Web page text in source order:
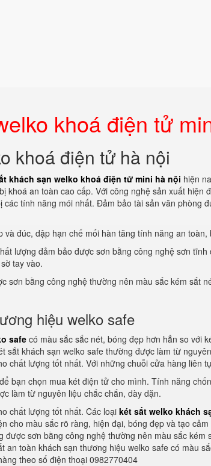
khoá điện tử
khoá điện tử hà nội
khách sạn welko khoá điện tử mini hà nội hiện
khoá an toàn cao cấp. Với công nghệ sản xuất hiện
tính năng mói nhất. Đảm bảo tài sản văn phòng
đúc, dập hạn chế mối hàn tăng tính năng an toàn,
lượng đảm bảo được sơn bằng công nghệ sơn
tay vào.
sơn bằng công nghệ thường nên màu sắc kém sắt
hiệu welko safe
safe có màu sắc sắc nét, bóng đẹp hơn hẳn so với
sắt khách sạn welko safe thường được làm từ
chất lượng tốt nhất. Với những chuỗi cửa hàng liên
bạn chọn mua két điện tử cho mình. Tính năng
làm từ nguyên liệu chắc chắn, dày dặn.
chất lượng tốt nhất. Các loại két sắt welko khách
cho màu sắc rõ ràng, hiện đại, bóng đẹp và tạo
sơn bằng công nghệ thường nên màu sắc kém
an toàn khách sạn thương hiệu welko safe có màu
theo số điện thoại 0982770404